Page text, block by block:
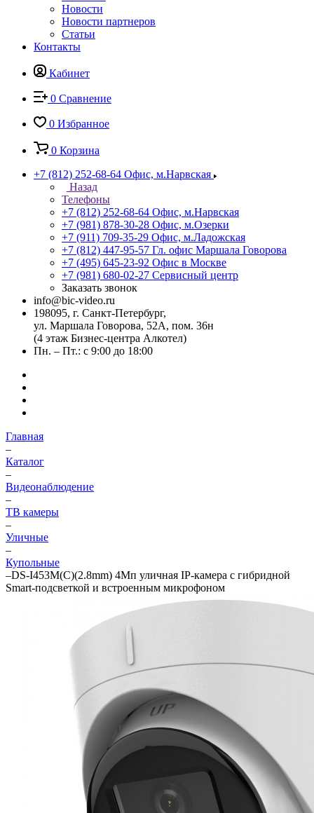
Новости
Новости партнеров
Статьи
Контакты
Кабинет
0 Сравнение
0 Избранное
0 Корзина
+7 (812) 252-68-64 Офис, м.Нарвская
Назад
Телефоны
+7 (812) 252-68-64 Офис, м.Нарвская
+7 (981) 878-30-28 Офис, м.Озерки
+7 (911) 709-35-29 Офис, м.Ладожская
+7 (812) 447-95-57 Гл. офис Маршала Говорова
+7 (495) 645-23-92 Офис в Москве
+7 (981) 680-02-27 Сервисный центр
Заказать звонок
info@bic-video.ru
198095, г. Санкт-Петербург,
ул. Маршала Говорова, 52А, пом. 36н
(4 этаж Бизнес-центра Алкотел)
Пн. – Пт.: с 9:00 до 18:00
Главная
–
Каталог
–
Видеонаблюдение
–
ТВ камеры
–
Уличные
–
Купольные
–DS-I453M(C)(2.8mm) 4Мп уличная IP-камера с гибридной
Smart-подсветкой и встроенным микрофоном